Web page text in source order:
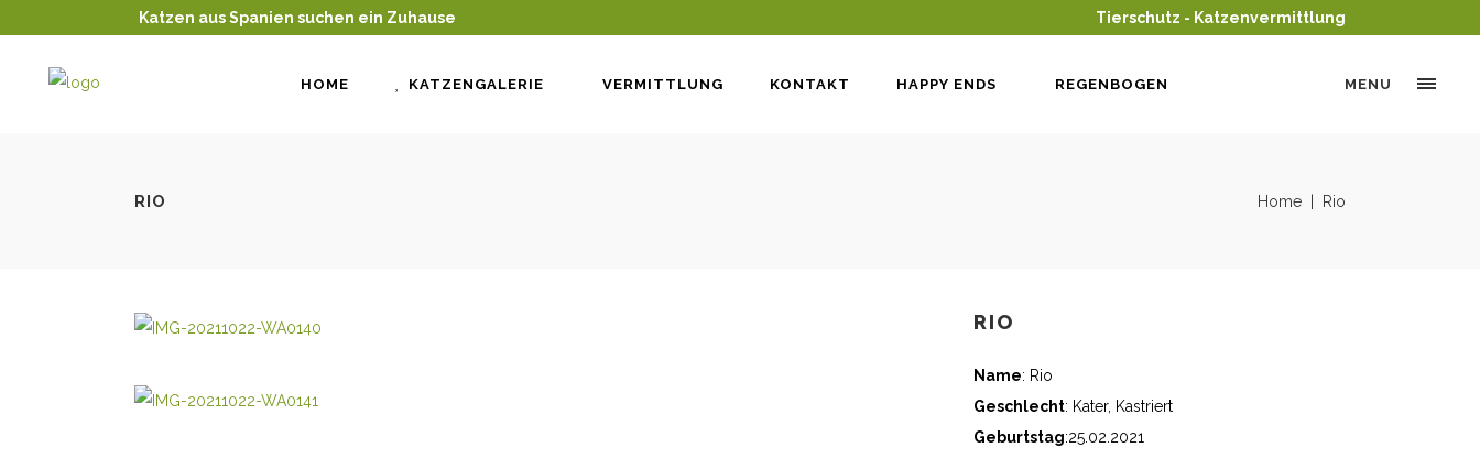
Katzen aus Spanien suchen ein Zuhause Tierschutz - Katzenvermittlung
HOME KATZENGALERIE VERMITTLUNG KONTAKT HAPPY ENDS REGENBOGEN MENU
RIO Home Rio
RIO
Name: Rio
Geschlecht: Kater, Kastriert
Geburtstag:25.02.2021